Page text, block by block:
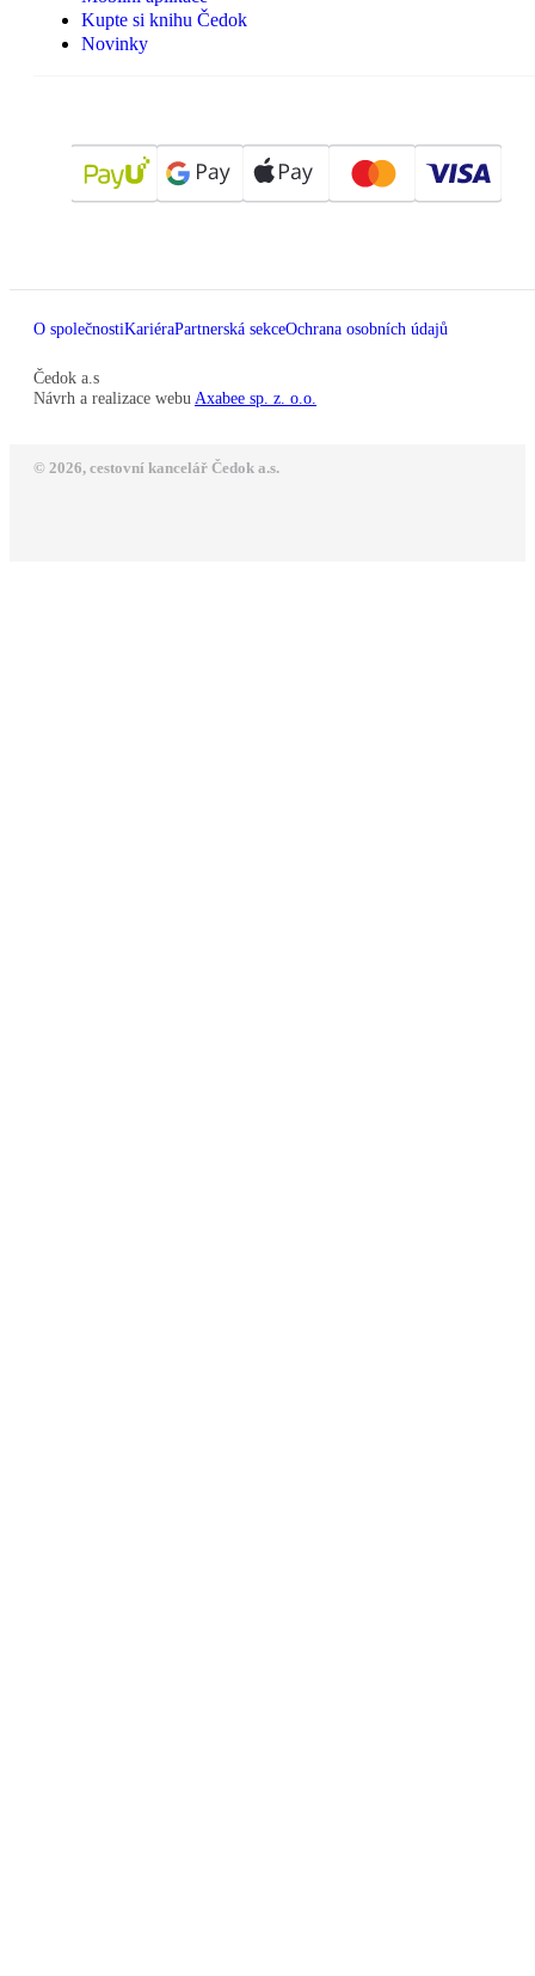
Kupte si knihu Čedok
Novinky
O společnostiKariéraPartnerská sekceOchrana osobních údajů
Čedok a.s
Návrh a realizace webu Axabee sp. z. o.o.
© 2026, cestovní kancelář Čedok a.s.